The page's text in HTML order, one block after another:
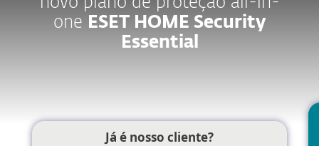
one ESET HOME Security
Essential
Já é nosso cliente?